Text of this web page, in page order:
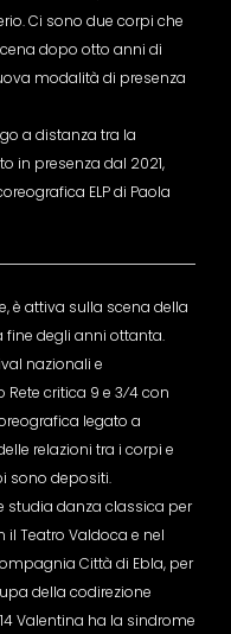
Ci sono due corpi che
dopo otto anni di
modalità di presenza
a distanza tra la
in presenza dal 2021,
ELP di Paola
è attiva sulla scena della
degli anni ottanta.
nazionali e
critica 9 e 3⁄4 con
legato a
relazioni tra i corpi e
sono depositi.
studia danza classica per
Teatro Valdoca e nel
Città di Ebla, per
della codirezione
Valentina ha la sindrome